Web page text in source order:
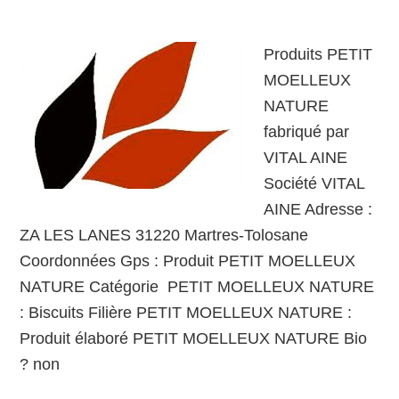
Produits PETIT
MOELLEUX
NATURE
fabriqué par
VITAL AINE
Société VITAL
AINE Adresse :
ZA LES LANES 31220 Martres-Tolosane
Coordonnées Gps : Produit PETIT MOELLEUX
NATURE Catégorie PETIT MOELLEUX NATURE
: Biscuits Filière PETIT MOELLEUX NATURE :
Produit élaboré PETIT MOELLEUX NATURE Bio
? non